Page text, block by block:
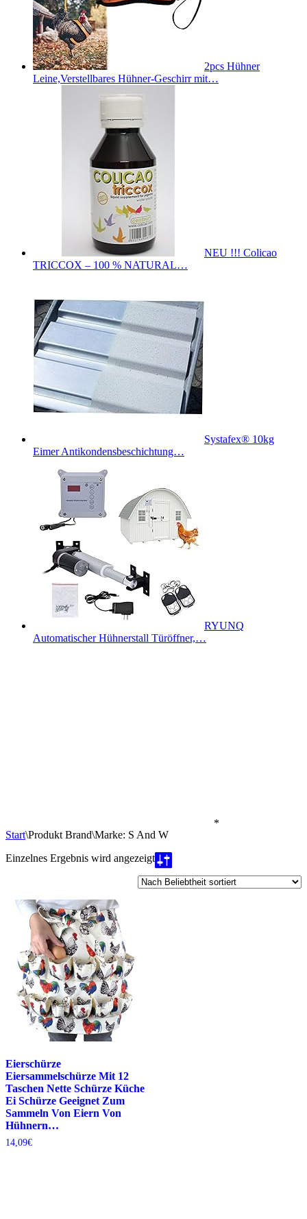
2pcs Hühner
Leine,Verstellbares Hühner-Geschirr mit…
NEU !!! Colicao
TRICCOX – 100 % NATURAL…
Systafex® 10kg
Eimer Antikondensbeschichtung…
RYUNQ
Automatischer Hühnerstall Türöffner,…
*
Start\Produkt Brand\Marke: S And W
Einzelnes Ergebnis wird angezeigt
Eierschürze
Eiersammelschürze Mit 12
Taschen Nette Schürze Küche
Ei Schürze Geeignet Zum
Sammeln Von Eiern Von
Hühnern…
14,09€